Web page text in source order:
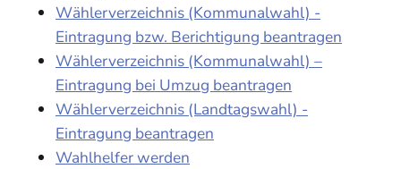
Wählerverzeichnis (Kommunalwahl) -
Eintragung bzw. Berichtigung beantragen
Wählerverzeichnis (Kommunalwahl) –
Eintragung bei Umzug beantragen
Wählerverzeichnis (Landtagswahl) -
Eintragung beantragen
Wahlhelfer werden